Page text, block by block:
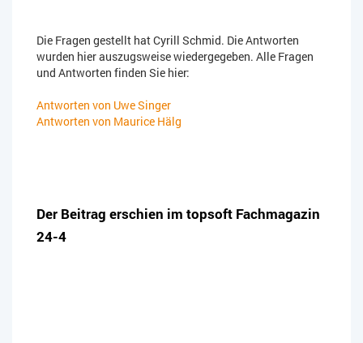
Die Fragen gestellt hat Cyrill Schmid. Die Antworten
wurden hier auszugsweise wiedergegeben. Alle Fragen
und Antworten finden Sie hier:
Antworten von Uwe Singer
Antworten von Maurice Hälg
Der Beitrag erschien im topsoft Fachmagazin
24-4